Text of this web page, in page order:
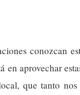
conozcan
en aprovechar
que tanto